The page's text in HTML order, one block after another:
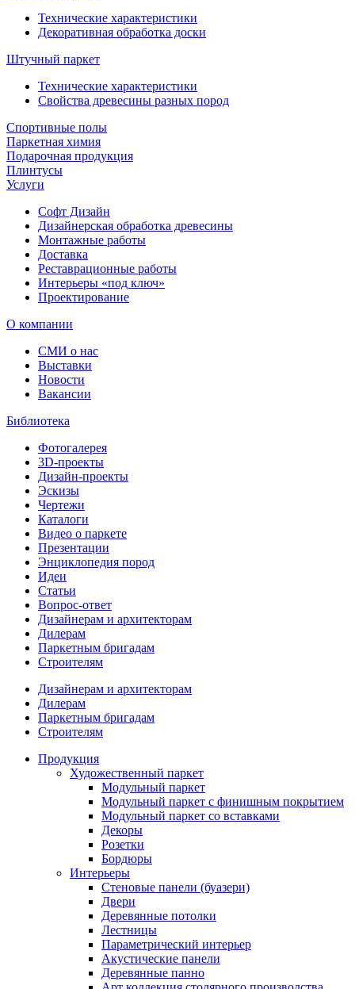
Технические характеристики
Декоративная обработка доски
Штучный паркет
Технические характеристики
Свойства древесины разных пород
Спортивные полы
Паркетная химия
Подарочная продукция
Плинтусы
Услуги
Софт Дизайн
Дизайнерская обработка древесины
Монтажные работы
Доставка
Реставрационные работы
Интерьеры «под ключ»
Проектирование
О компании
СМИ о нас
Выставки
Новости
Вакансии
Библиотека
Фотогалерея
3D-проекты
Дизайн-проекты
Эскизы
Чертежи
Каталоги
Видео о паркете
Презентации
Энциклопедия пород
Идеи
Статьи
Вопрос-ответ
Дизайнерам и архитекторам
Дилерам
Паркетным бригадам
Строителям
Дизайнерам и архитекторам
Дилерам
Паркетным бригадам
Строителям
Продукция
Художественный паркет
Модульный паркет
Модульный паркет с финишным покрытием
Модульный паркет со вставками
Декоры
Розетки
Бордюры
Интерьеры
Стеновые панели (буазери)
Двери
Деревянные потолки
Лестницы
Параметрический интерьер
Акустические панели
Деревянные панно